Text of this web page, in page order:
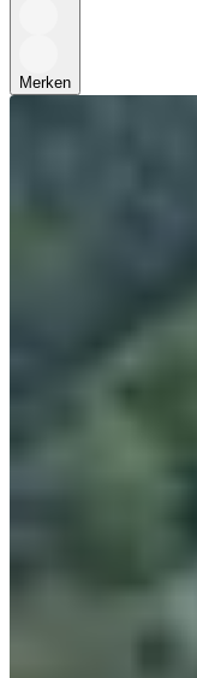
Merken